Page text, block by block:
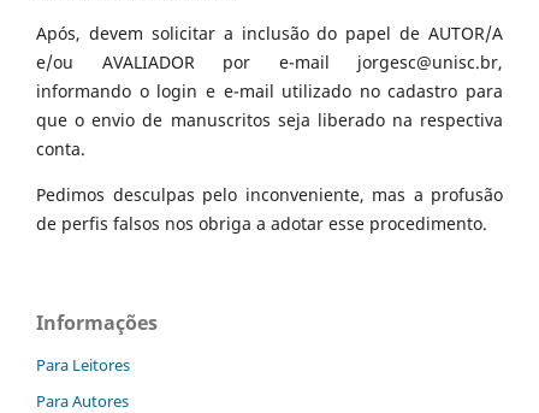
Após, devem solicitar a inclusão do papel de AUTOR/A
e/ou AVALIADOR por e-mail jorgesc@unisc.br,
informando o login e e-mail utilizado no cadastro para
que o envio de manuscritos seja liberado na respectiva
conta.
Pedimos desculpas pelo inconveniente, mas a profusão
de perfis falsos nos obriga a adotar esse procedimento.
Informações
Para Leitores
Para Autores